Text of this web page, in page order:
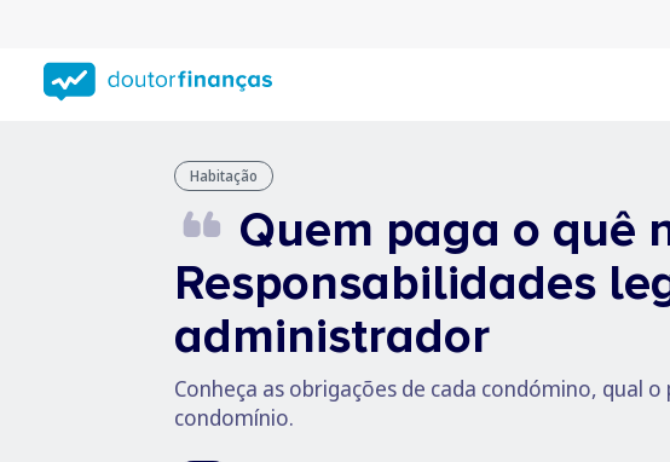
conteúdo
principal
Habitação
Quem paga o quê
Responsabilidades
administrador
Conheça as obrigações de cada condómino, qual
condomínio.